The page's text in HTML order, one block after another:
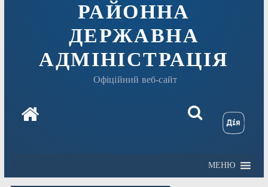
РАЙОННА
ДЕРЖАВНА
АДМІНІСТРАЦІЯ
Офіційний веб-сайт
МЕНЮ